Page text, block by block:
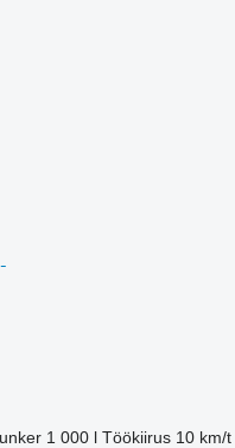
1 000 l Töökiirus 10 km/t